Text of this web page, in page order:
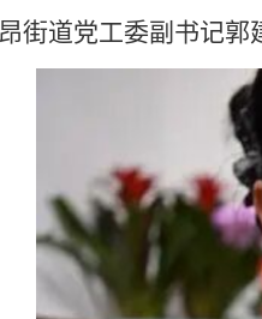
昂街道党工委副书记